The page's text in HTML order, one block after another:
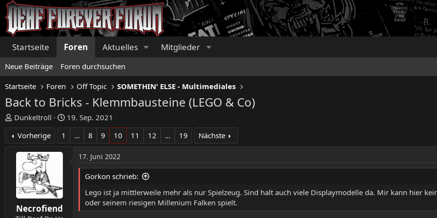
Startseite Foren Aktuelles Mitglieder
Neue Beiträge Foren durchsuchen
Startseite Foren Off Topic SOMETHIN' ELSE - Multimediales
Back to Bricks - Klemmbausteine (LEGO & Co)
E
r
t
e
r
Dunkeltroll
E
r
t
19. Sep. 2021
Vorherige
1 … 8 9 10 11 12 … 19 Nächste
Necrofiend
17. Juni 2022
Gorkon schrieb:
Lego ist ja mittlerweile mehr als nur Spielzeug. Sind halt auch viele Displaymodelle da. Mir kann hier
oder seinem riesigen Millenium Falken spielt.